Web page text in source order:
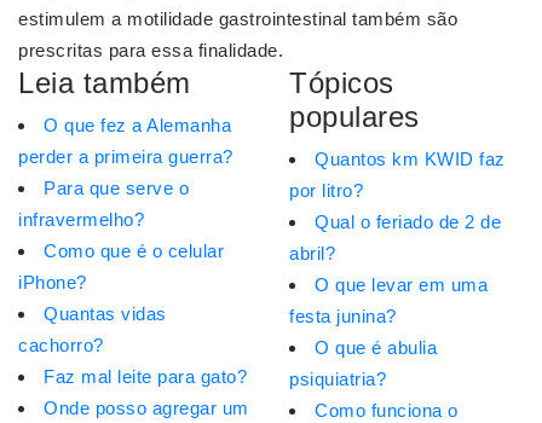
estimulem a motilidade gastrointestinal também são
prescritas para essa finalidade.
Leia também
O que fez a Alemanha
perder a primeira guerra?
Para que serve o
infravermelho?
Como que é o celular
iPhone?
Quantas vidas
cachorro?
Faz mal leite para gato?
Onde posso agregar um
Tópicos
populares
Quantos km KWID faz
por litro?
Qual o feriado de 2 de
abril?
O que levar em uma
festa junina?
O que é abulia
psiquiatria?
Como funciona o